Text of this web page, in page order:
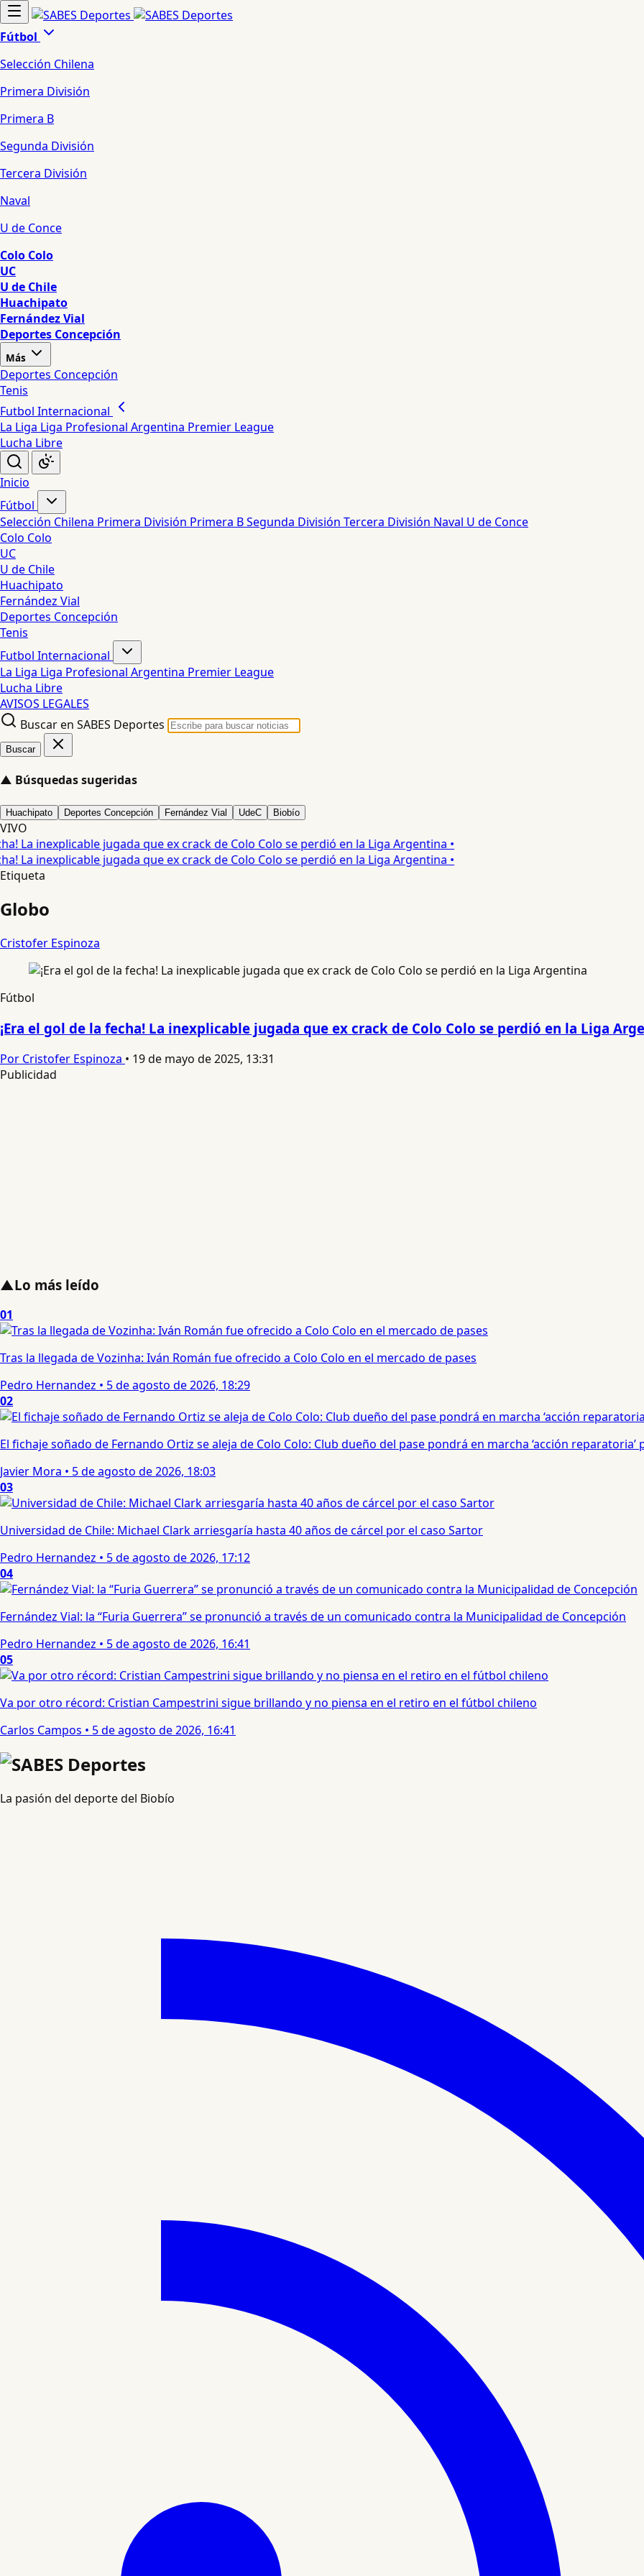
Fútbol
Selección Chilena
Primera División
Primera B
Segunda División
Tercera División
Naval
U de Conce
Colo Colo
UC
U de Chile
Huachipato
Fernández Vial
Deportes Concepción
Más
Deportes Concepción
Tenis
Futbol Internacional
La Liga Liga Profesional Argentina Premier League
Lucha Libre
Inicio
Fútbol
Selección Chilena Primera División Primera BSegunda División Tercera División Naval U de Conce
Colo Colo
UC
U de Chile
Huachipato
Fernández Vial
Deportes Concepción
Tenis
Futbol Internacional
La Liga Liga Profesional Argentina Premier League
Lucha Libre
AVISOS LEGALES
Buscar en SABES Deportes
Buscar
▲ Búsquedas sugeridas
Huachipato Deportes Concepción Fernández Vial UdeC Biobío
VIVO
La inexplicable jugada que ex crack de Colo Colo se perdió en la Liga Argentina •
La inexplicable jugada que ex crack de Colo Colo se perdió en la Liga Argentina •
Etiqueta
Globo
Cristofer Espinoza
Fútbol
¡Era el gol de la fecha! La inexplicable jugada que ex crack de Colo Colo se perdió en la Liga
Por Cristofer Espinoza • 19 de mayo de 2025, 13:31
Publicidad
▲Lo más leído
01
Tras la llegada de Vozinha: Iván Román fue ofrecido a Colo Colo en el mercado de pases
Pedro Hernandez • 5 de agosto de 2026, 18:29
02
El fichaje soñado de Fernando Ortiz se aleja de Colo Colo: Club dueño del pase pondrá en marcha ‘acción
Javier Mora • 5 de agosto de 2026, 18:03
03
Universidad de Chile: Michael Clark arriesgaría hasta 40 años de cárcel por el caso Sartor
Pedro Hernandez • 5 de agosto de 2026, 17:12
04
Fernández Vial: la “Furia Guerrera” se pronunció a través de un comunicado contra la Municipalidad de Concepción
Pedro Hernandez • 5 de agosto de 2026, 16:41
05
Va por otro récord: Cristian Campestrini sigue brillando y no piensa en el retiro en el fútbol chileno
Carlos Campos • 5 de agosto de 2026, 16:41
La pasión del deporte del Biobío